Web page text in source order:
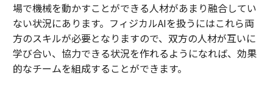
場で機械を動かすことができる人材があまり融合してい
ない状況にあります。フィジカルAIを扱うにはこれら両
方のスキルが必要となりますので、双方の人材が互いに
学び合い、協力できる状況を作れるようになれば、効果
的なチームを組成することができます。